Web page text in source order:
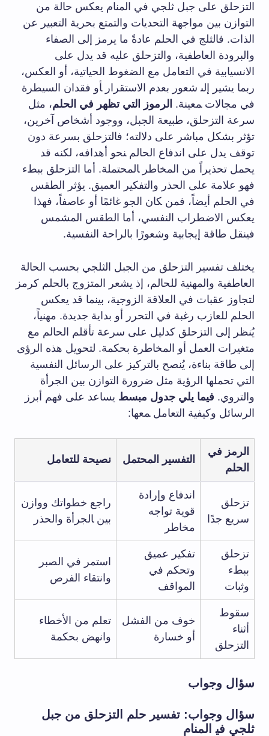
التزحلق على ⁤جبل⁤ ثلجي في المنام يعكس حالة‌ من
التوازن ⁤بين ⁤مواجهة التحديات والتمتع بحرية التعبير عن
الذات. فالثلج في الحلم عادةً⁣ ما يرمز إلى ​الصفاء
‌والبرودة ⁣العاطفية، والتزحلق‌ عليه قد يدل على
الانسيابية في التعامل⁣ مع الضغوط الحياتية، أو ⁢العكس،
ربما‍ يشير إلى‍ شعور بعدم الاستقرار ‍أو فقدان ⁣السيطرة
في⁢ مجالات ‍معينة. الرموز التي ‌تظهر⁢ في الحلم، مثل
⁤سرعة التزحلق، طبيعة الجبل، ⁣ووجود أشخاص آخرين،
تؤثر بشكل مباشر⁤ على ⁣دلالته؛ فالتزحلق بسرعة ⁢دون
توقف يدل على اندفاع الحالم ‍نحو أهدافه، لكنه قد
يحمل ‌تحذيراً ​من المخاطر ‍المحتملة. أما التزحلق ببطء
فهو علامة على ⁢الحذر والتفكير العميق. يؤثر الطقس
في الحلم أيضاً، فمن ‍كان ⁤الجو غائمًا أو عاصفاً، فهذا⁤
يعكس الاضطراب النفسي، أما الطقس المشمس
فينقل طاقة إيجابية وشعورًا بالراحة⁢ النفسية.
يختلف تفسير التزحلق من⁣ الجبل ⁢الثلجي بحسب الحالة
العاطفية والمهنية للحالم، إذ يشعر المتزوج​ بالحلم كرمز
لتجاوز عقبات ⁣في العلاقة الزوجية، بينما‍ قد يعكس
‌الحلم للعازب رغبة في التحرر أو بداية⁢ جديدة. مهنياً،
يُنظر إلى التزحلق كدليل​ على ‌سرعة تأقلم الحالم مع
متغيرات⁣ العمل أو المخاطرة بحكمة. لتحويل ⁣هذه الرؤى
⁣إلى ⁣طاقة بناءة، يُنصح ​بالتركيز على الرسائل النفسية
التي ⁤تحملها الرؤية مثل​ ضرورة التوازن بين الجرأة
والتروي. فيما يلي جدول ​مبسط يساعد على فهم أبرز
الرسائل⁣ وكيفية التعامل ‍معها:
الرمز في
الحلم
التفسير ⁣المحتمل نصيحة للتعامل
تزحلق
سريع جدًا
اندفاع وإرادة
قوية⁣ تواجه⁣
مخاطر
راجع ‌خطواتك ووازن
بين ‍الجرأة ⁣والحذر
تزحلق⁤
ببطء
وثبات
تفكير عميق
وتحكم في
المواقف
استمر في الصبر
وانتقاء ​الفرص
سقوط
أثناء ​
التزحلق
خوف من الفشل⁤
أو خسارة
تعلم من الأخطاء
وانهض‌ بحكمة
سؤال وجواب
سؤال وجواب: تفسير حلم التزحلق من‌ جبل⁣
ثلجي في‍ المنام